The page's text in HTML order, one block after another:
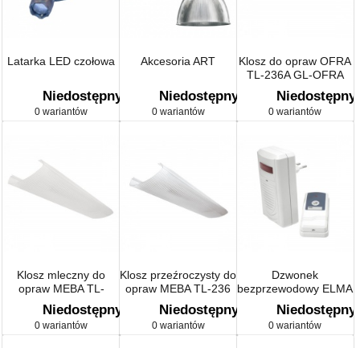
Latarka LED czołowa
Niedostępny
0 wariantów
Akcesoria ART
Niedostępny
0 wariantów
Klosz do opraw OFRA
TL-236A GL-OFRA
TL-236A
Niedostępny
0 wariantów
Klosz mleczny do
opraw MEBA TL-
218/OP GL-MEBA TL-
218/OP
Niedostępny
0 wariantów
Klosz przeźroczysty do
opraw MEBA TL-236
GL-MEBA TL-
236/PMMA
Niedostępny
0 wariantów
Dzwonek
bezprzewodowy ELMA
6898-80
Niedostępny
0 wariantów